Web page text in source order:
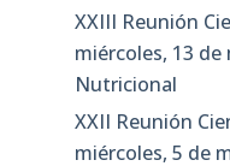
XXIII Reunión
miércoles, 13 de
Nutricional
XXII Reunión
miércoles, 5 de